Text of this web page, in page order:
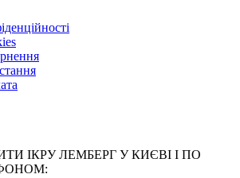
ІКРУ ЛЕМБЕРГ У КИЄВІ І ПО